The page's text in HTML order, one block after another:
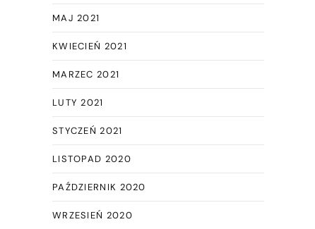
MAJ 2021
KWIECIEŃ 2021
MARZEC 2021
LUTY 2021
STYCZEŃ 2021
LISTOPAD 2020
PAŹDZIERNIK 2020
WRZESIEŃ 2020